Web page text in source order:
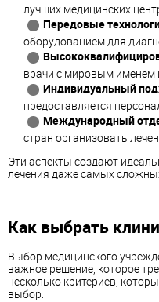
лучших медицинских
Передовые
оборудованием для
врачи с мировым
Индивидуальный
предоставляется
Международный
стран организовать
Эти аспекты создают
лечения даже самых
Как выбрать
Выбор медицинского
важное решение, которое
несколько критериев,
выбор: